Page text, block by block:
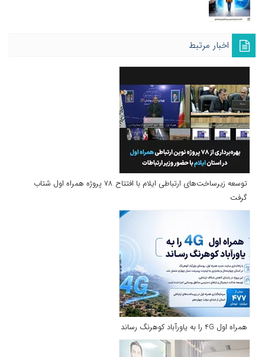
اخبار مرتبط
توسعه زیرساخت‌های ارتباطی ایلام با افتتاح ۷۸ پروژه همراه اول شتاب
گرفت
همراه اول 4G را به یاورآباد کوهرنگ رساند